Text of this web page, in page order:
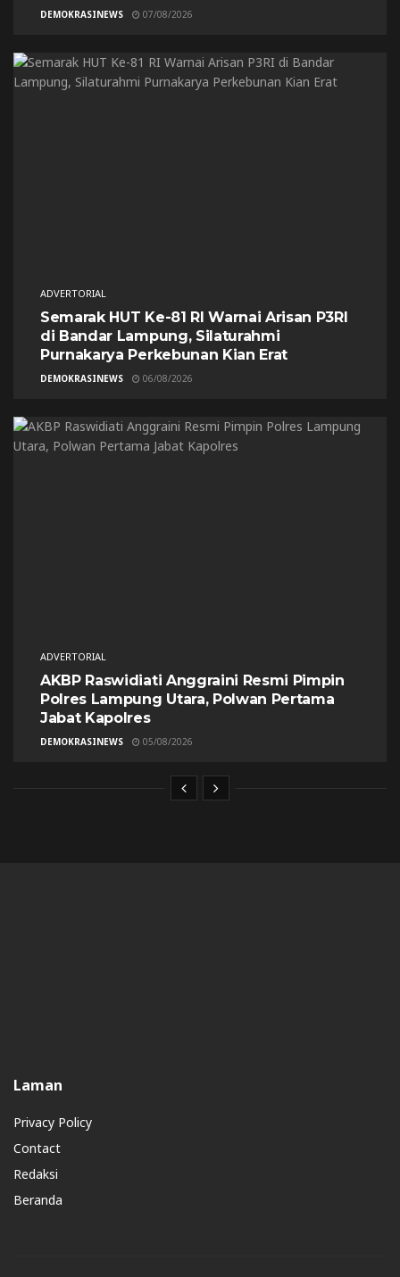
DEMOKRASINEWS 07/08/2026
ADVERTORIAL
Semarak HUT Ke-81 RI Warnai Arisan P3RI
di Bandar Lampung, Silaturahmi
Purnakarya Perkebunan Kian Erat
DEMOKRASINEWS 06/08/2026
ADVERTORIAL
AKBP Raswidiati Anggraini Resmi Pimpin
Polres Lampung Utara, Polwan Pertama
Jabat Kapolres
DEMOKRASINEWS 05/08/2026
Laman
Privacy Policy
Contact
Redaksi
Beranda